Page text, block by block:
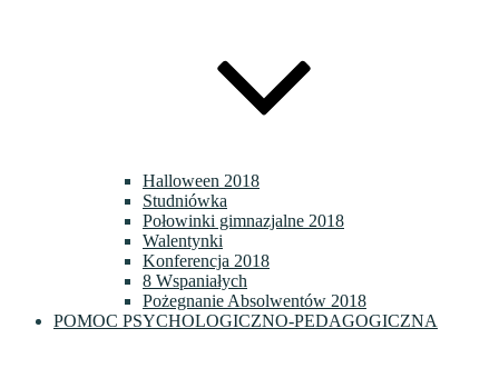
Halloween 2018
Studniówka
Połowinki gimnazjalne 2018
Walentynki
Konferencja 2018
8 Wspaniałych
Pożegnanie Absolwentów 2018
POMOC PSYCHOLOGICZNO-PEDAGOGICZNA